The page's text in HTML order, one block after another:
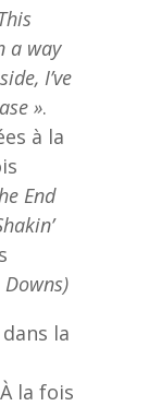
a way
I’ve
».
à la
End
Downs)
la
la fois